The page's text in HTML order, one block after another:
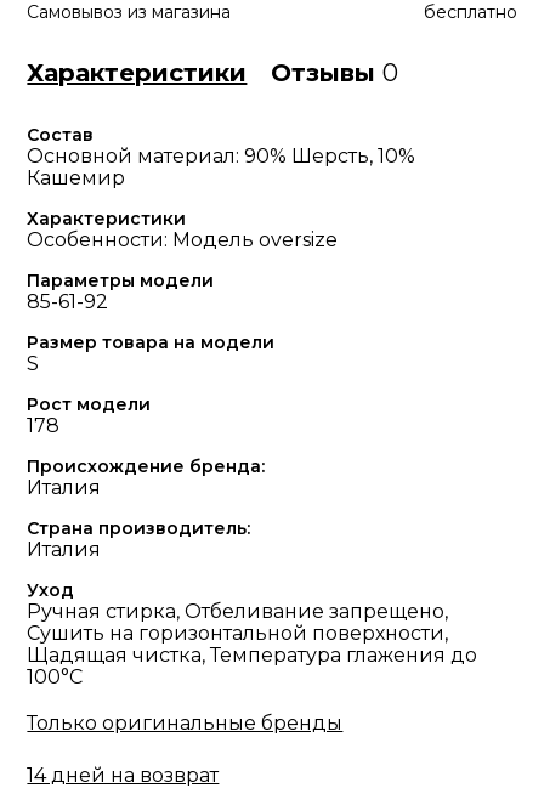
Самовывоз из магазина
бесплатно
Характеристики Отзывы0
Состав
Основной материал: 90% Шерсть, 10%
Кашемир
Характеристики
Особенности: Модель oversize
Параметры модели
85-61-92
Размер товара на модели
S
Рост модели
178
Происхождение бренда:
Италия
Страна производитель:
Италия
Уход
Ручная стирка, Отбеливание запрещено,
Сушить на горизонтальной поверхности,
Щадящая чистка, Температура глажения до
100°С
Только оригинальные бренды
14 дней на возврат